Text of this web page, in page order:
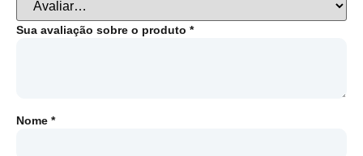
Sua avaliação sobre o produto *
Nome *